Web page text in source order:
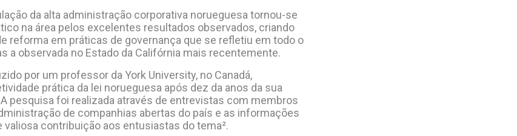
da alta administração corporativa norueguesa tornou-se
na área pelos excelentes resultados observados, criando
reforma em práticas de governança que se refletiu em todo o
a observada no Estado da Califórnia mais recentemente.
por um professor da York University, no Canadá,
prática da lei norueguesa após dez da anos da sua
pesquisa foi realizada através de entrevistas com membros
de companhias abertas do país e as informações
valiosa contribuição aos entusiastas do tema².